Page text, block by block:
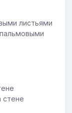
стене